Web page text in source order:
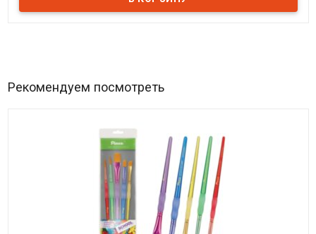
Рекомендуем посмотреть